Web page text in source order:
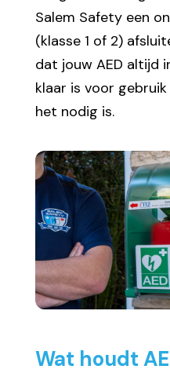
Salem Safety een
(klasse 1 of 2)
dat jouw AED altijd
klaar is voor
het nodig is.
Wat houdt